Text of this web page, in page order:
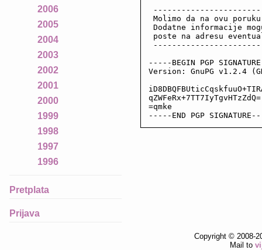
2006
2005
2004
2003
2002
2001
2000
1999
1998
1997
1996
Pretplata
Prijava
Molimo da na ovu
Dodatne informacije
poste na adresu
-----BEGIN PGP
Version: GnuPG v1.2.4
qZWFeRx+7TT7IyTgvHTzZdQ=
=qmke
-----END PGP
Copyright © 2008-
Mail to